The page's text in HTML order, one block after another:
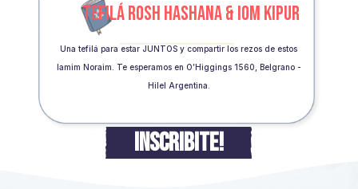
TEFILÁ ROSH HASHANA & IOM KIPUR
Una tefilá para estar JUNTOS y compartir los rezos de estos
Iamim Noraim. Te esperamos en O’Higgings 1560, Belgrano -
Hilel Argentina.
INSCRIBITE!